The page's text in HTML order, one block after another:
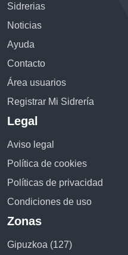
Sidrerias
Noticias
Ayuda
Contacto
Área usuarios
Registrar Mi Sidrería
Legal
Aviso legal
Política de cookies
Políticas de privacidad
Condiciones de uso
Zonas
Gipuzkoa (127)